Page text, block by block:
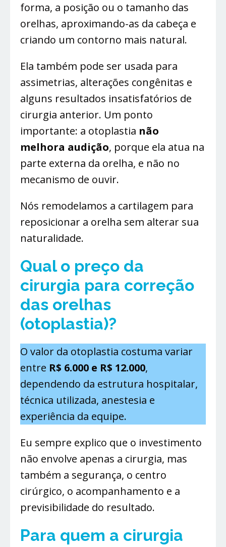
forma, a posição ou o tamanho das
orelhas, aproximando-as da cabeça e
criando um contorno mais natural.
Ela também pode ser usada para
assimetrias, alterações congênitas e
alguns resultados insatisfatórios de
cirurgia anterior. Um ponto
importante: a otoplastia não
melhora audição, porque ela atua na
parte externa da orelha, e não no
mecanismo de ouvir.
Nós remodelamos a cartilagem para
reposicionar a orelha sem alterar sua
naturalidade.
Qual o preço da
cirurgia para correção
das orelhas
(otoplastia)?
O valor da otoplastia costuma variar
entre R$ 6.000 e R$ 12.000,
dependendo da estrutura hospitalar,
técnica utilizada, anestesia e
experiência da equipe.
Eu sempre explico que o investimento
não envolve apenas a cirurgia, mas
também a segurança, o centro
cirúrgico, o acompanhamento e a
previsibilidade do resultado.
Para quem a cirurgia